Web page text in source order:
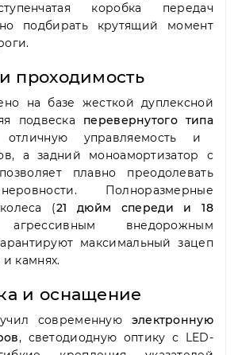
коробка передач
подбирать крутящий момент
проходимость
на базе жесткой дуплексной
подвеска перевернутого типа
отличную управляемость и
а задний моноамортизатор с
плавно преодолевать
Полноразмерные
(21 дюйм спереди и 18
внедорожным
максимальный зацеп
и камнях.
и оснащение
современную электронную
, светодиодную оптику с LED-